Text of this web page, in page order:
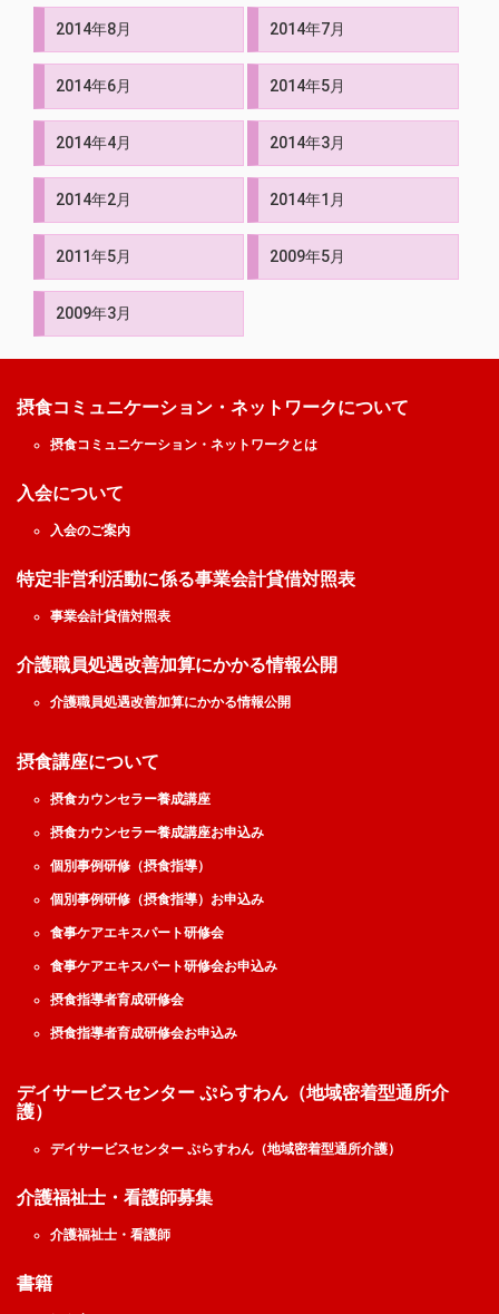
2014年8月 2014年7月
2014年6月 2014年5月
2014年4月 2014年3月
2014年2月 2014年1月
2011年5月 2009年5月
2009年3月
摂食コミュニケーション・ネットワークについて
摂食コミュニケーション・ネットワークとは
入会について
入会のご案内
特定非営利活動に係る事業会計貸借対照表
事業会計貸借対照表
介護職員処遇改善加算にかかる情報公開
介護職員処遇改善加算にかかる情報公開
摂食講座について
摂食カウンセラー養成講座
摂食カウンセラー養成講座お申込み
個別事例研修（摂食指導）
個別事例研修（摂食指導）お申込み
食事ケアエキスパート研修会
食事ケアエキスパート研修会お申込み
摂食指導者育成研修会
摂食指導者育成研修会お申込み
デイサービスセンター ぷらすわん（地域密着型通所介
護）
デイサービスセンター ぷらすわん（地域密着型通所介護）
介護福祉士・看護師募集
介護福祉士・看護師
書籍